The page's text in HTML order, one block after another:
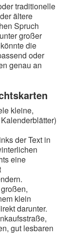
traditionelle
ältere
Spruch
großer
die
oder
genau an
kleine,
der Text in
eine
klein
darunter.
gut lesbaren